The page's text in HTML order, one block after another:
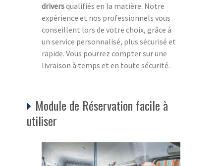
driversqualifiés en la matière. Notre
expérience et nos professionnels vous
conseillent lors de votre choix, grâce à
un service personnalisé, plus sécurisé et
rapide. Vous pourrez compter sur une
livraison à temps et en toute sécurité.
Module de Réservation facile à
utiliser